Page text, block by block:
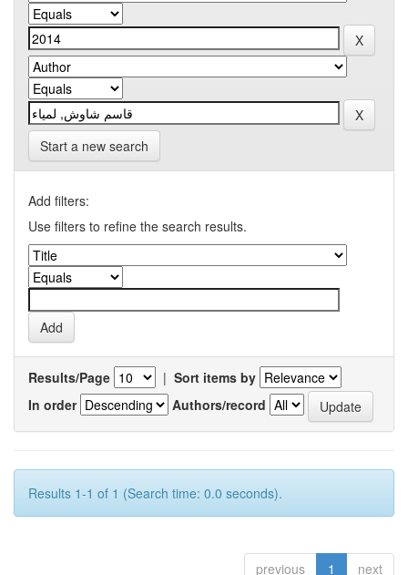
Start a new search
Add filters:
Use filters to refine the search results.
Results/Page | Sort items by
In order
Authors/record
Results 1-1 of 1 (Search time: 0.0 seconds).
previous 1 next